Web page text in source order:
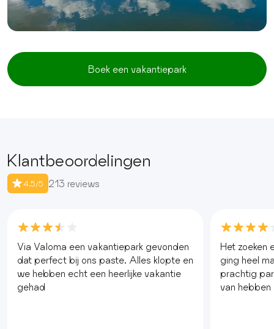
Boek een vakantiepark
Klantbeoordelingen
4.5/5 213 reviews
Via Valoma een vakantiepark gevonden
dat perfect bij ons paste. Alles klopte en
we hebben echt een heerlijke vakantie
gehad
Het zoeken
ging heel
prachtig
van hebben